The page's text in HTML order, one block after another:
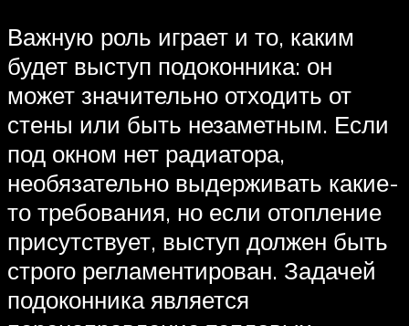
Важную роль играет и то, каким
будет выступ подоконника: он
может значительно отходить от
стены или быть незаметным. Если
под окном нет радиатора,
необязательно выдерживать какие-
то требования, но если отопление
присутствует, выступ должен быть
строго регламентирован. Задачей
подоконника является